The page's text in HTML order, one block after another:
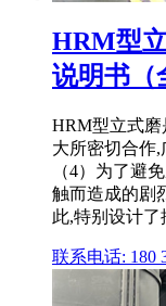
HRM型
说明书（
HRM型立式
大所密切合作
（4）为了避
触而造成的剧
此,特别设计了
联系电话: 180